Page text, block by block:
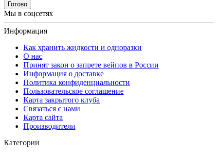
Готово
Мы в соцсетях
Информация
Как хранить жидкости и одноразки
О нас
Принят закон о запрете вейпов в России
Информация о доставке
Политика конфиденциальности
Пользовательское соглашение
Карта закрытого клуба
Связаться с нами
Карта сайта
Производители
Категории